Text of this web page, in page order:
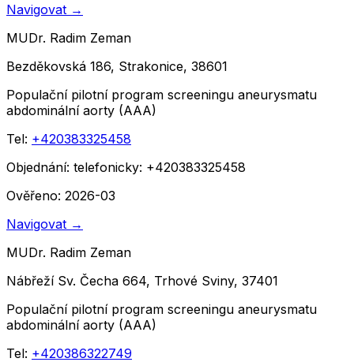
Navigovat →
MUDr. Radim Zeman
Bezděkovská 186, Strakonice, 38601
Populační pilotní program screeningu aneurysmatu
abdominální aorty (AAA)
Tel: +420383325458
Objednání: telefonicky: +420383325458
Ověřeno: 2026-03
Navigovat →
MUDr. Radim Zeman
Nábřeží Sv. Čecha 664, Trhové Sviny, 37401
Populační pilotní program screeningu aneurysmatu
abdominální aorty (AAA)
Tel: +420386322749